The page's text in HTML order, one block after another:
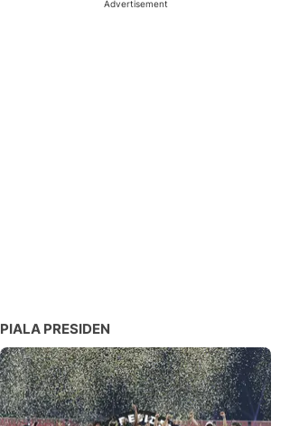
Advertisement
PIALA PRESIDEN